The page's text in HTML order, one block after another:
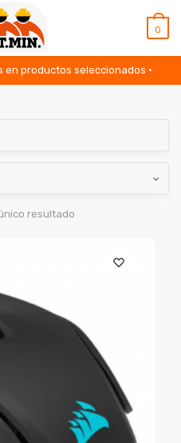
0
en productos seleccionados •
resultado